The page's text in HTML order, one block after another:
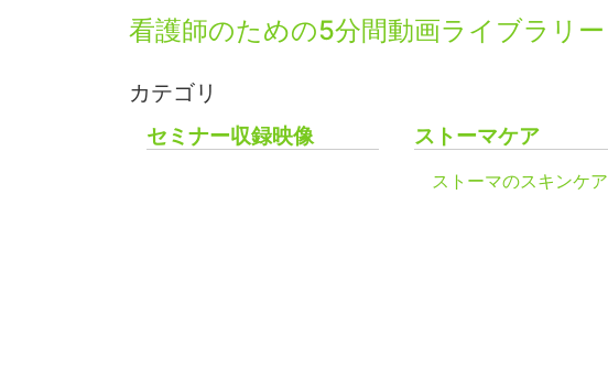
看護師のための5分間動画ライブラリー
カテゴリ
セミナー収録映像
ストーマケア
ストーマのスキンケア